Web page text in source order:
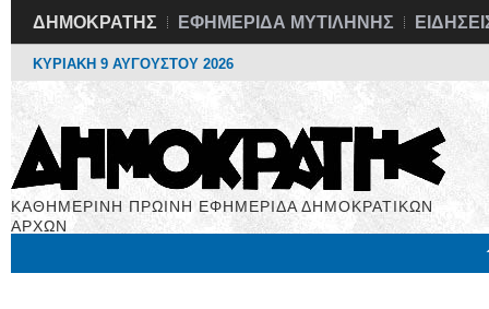
ΔΗΜΟΚΡΑΤΗΣ ΕΦΗΜΕΡΙΔΑ ΜΥΤΙΛΗΝΗΣ
ΚΥΡΙΑΚΗ 9 ΑΥΓΟΥΣΤΟΥ 2026
ΚΑΘΗΜΕΡΙΝΗ ΠΡΩΙΝΗ ΕΦΗΜΕΡΙΔΑ ΔΗΜΟΚΡΑΤΙΚΩΝ
ΑΡΧΩΝ